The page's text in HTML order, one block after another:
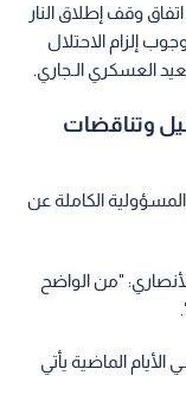
وقف إطلاق النار
إلزام الاحتلال
العسكري الـجاري.
وتناقضات
المسؤولية الكاملة عن
"من الواضح
الأيام الماضية يأتي